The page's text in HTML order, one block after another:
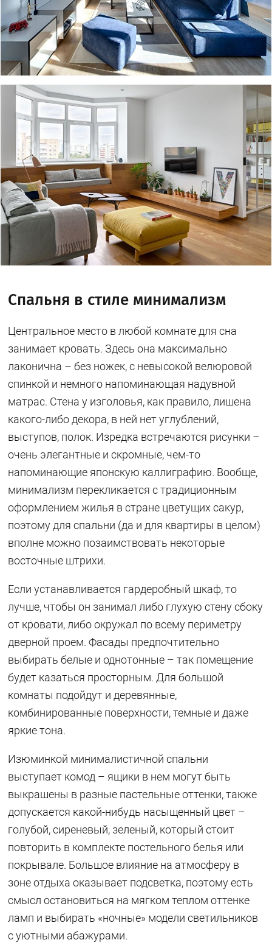
Спальня в стиле минимализм
Центральное место в любой комнате для сна
занимает кровать. Здесь она максимально
лаконична – без ножек, с невысокой велюровой
спинкой и немного напоминающая надувной
матрас. Стена у изголовья, как правило, лишена
какого-либо декора, в ней нет углублений,
выступов, полок. Изредка встречаются рисунки –
очень элегантные и скромные, чем-то
напоминающие японскую каллиграфию. Вообще,
минимализм перекликается с традиционным
оформлением жилья в стране цветущих сакур,
поэтому для спальни (да и для квартиры в целом)
вполне можно позаимствовать некоторые
восточные штрихи.
Если устанавливается гардеробный шкаф, то
лучше, чтобы он занимал либо глухую стену сбоку
от кровати, либо окружал по всему периметру
дверной проем. Фасады предпочтительно
выбирать белые и однотонные – так помещение
будет казаться просторным. Для большой
комнаты подойдут и деревянные,
комбинированные поверхности, темные и даже
яркие тона.
Изюминкой минималистичной спальни
выступает комод – ящики в нем могут быть
выкрашены в разные пастельные оттенки, также
допускается какой-нибудь насыщенный цвет –
голубой, сиреневый, зеленый, который стоит
повторить в комплекте постельного белья или
покрывале. Большое влияние на атмосферу в
зоне отдыха оказывает подсветка, поэтому есть
смысл остановиться на мягком теплом оттенке
ламп и выбирать «ночные» модели светильников
с уютными абажурами.